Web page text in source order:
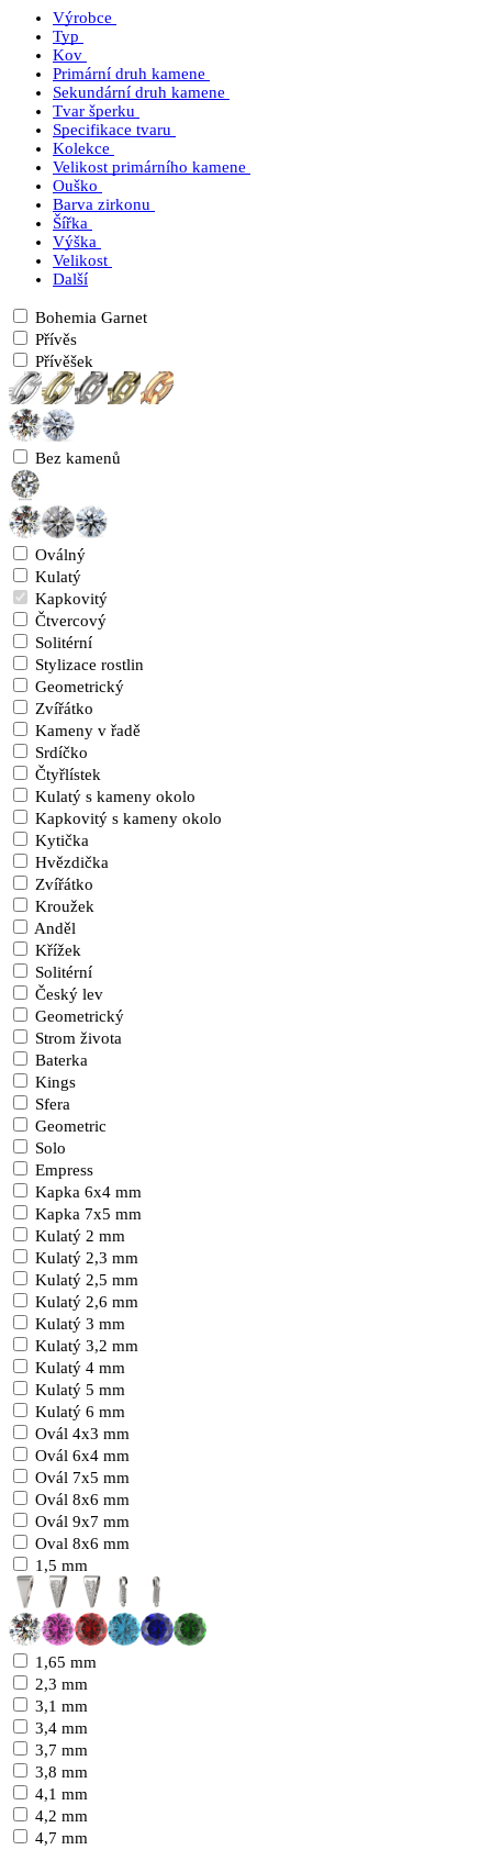
Výrobce
Typ
Kov
Primární druh kamene
Sekundární druh kamene
Tvar šperku
Specifikace tvaru
Kolekce
Velikost primárního kamene
Ouško
Barva zirkonu
Šířka
Výška
Velikost
Další
Bohemia Garnet
Přívěs
Přívěšek
Bez kamenů
Oválný
Kulatý
Kapkovitý
Čtvercový
Solitérní
Stylizace rostlin
Geometrický
Zvířátko
Kameny v řadě
Srdíčko
Čtyřlístek
Kulatý s kameny okolo
Kapkovitý s kameny okolo
Kytička
Hvězdička
Zvířátko
Kroužek
Anděl
Křížek
Solitérní
Český lev
Geometrický
Strom života
Baterka
Kings
Sfera
Geometric
Solo
Empress
Kapka 6x4 mm
Kapka 7x5 mm
Kulatý 2 mm
Kulatý 2,3 mm
Kulatý 2,5 mm
Kulatý 2,6 mm
Kulatý 3 mm
Kulatý 3,2 mm
Kulatý 4 mm
Kulatý 5 mm
Kulatý 6 mm
Ovál 4x3 mm
Ovál 6x4 mm
Ovál 7x5 mm
Ovál 8x6 mm
Ovál 9x7 mm
Oval 8x6 mm
1,5 mm
1,65 mm
2,3 mm
3,1 mm
3,4 mm
3,7 mm
3,8 mm
4,1 mm
4,2 mm
4,7 mm